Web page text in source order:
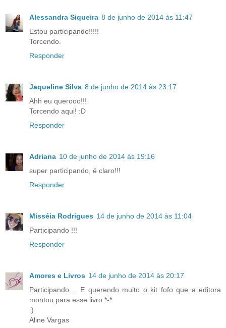
Alessandra Siqueira 8 de junho de 2014 às 11:47
Estou participando!!!!!
Torcendo.
Responder
Jaqueline Silva 8 de junho de 2014 às 23:17
Ahh eu querooo!!!
Torcendo aqui! :D
Responder
Adriana 10 de junho de 2014 às 19:16
super participando, é claro!!!
Responder
Misséia Rodrigues 14 de junho de 2014 às 11:04
Participando !!!
Responder
Amores e Livros 14 de junho de 2014 às 20:17
Participando.... E querendo muito o kit fofo que a editora
montou para esse livro *-*
:)
Aline Vargas